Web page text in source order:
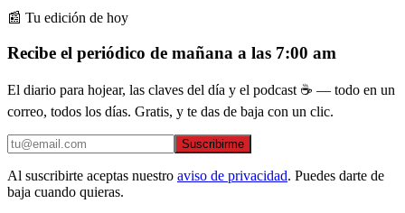
📰 Tu edición de hoy
Recibe el periódico de mañana a las 7:00 am
El diario para hojear, las claves del día y el podcast ☕ — todo en un
correo, todos los días. Gratis, y te das de baja con un clic.
Suscribirme
Al suscribirte aceptas nuestro aviso de privacidad. Puedes darte de
baja cuando quieras.